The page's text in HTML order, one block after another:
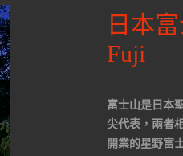
日本
Fuji
富士山是日本
尖代表，兩者
開業的星野富